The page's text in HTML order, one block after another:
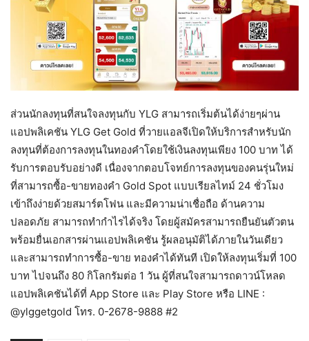
ส่วนนักลงทุนที่สนใจลงทุนกับ YLG สามารถเริ่มต้นได้ง่ายๆผ่าน
แอปพลิเคชัน YLG Get Gold ที่วายแอลจีเปิดให้บริการสำหรับนัก
ลงทุนที่ต้องการลงทุนในทองคำโดยใช้เงินลงทุนเพียง 100 บาท ได้
รับการตอบรับอย่างดี เนื่องจากตอบโจทย์การลงทุนของคนรุ่นใหม่
ที่สามารถซื้อ-ขายทองคำ Gold Spot แบบเรียลไทม์ 24 ชั่วโมง
เข้าถึงง่ายด้วยสมาร์ตโฟน และมีความน่าเชื่อถือ ด้านความ
ปลอดภัย สามารถทำกำไรได้จริง โดยผู้สมัครสามารถยืนยันตัวตน
พร้อมยื่นเอกสารผ่านแอปพลิเคชัน รู้ผลอนุมัติได้ภายในวันเดียว
และสามารถทำการซื้อ-ขาย ทองคำได้ทันที เปิดให้ลงทุนเริ่มที่ 100
บาท ไปจนถึง 80 กิโลกรัมต่อ 1 วัน ผู้ที่สนใจสามารถดาวน์โหลด
แอปพลิเคชันได้ที่ App Store และ Play Store หรือ LINE :
@ylggetgold โทร. 0-2678-9888 #2